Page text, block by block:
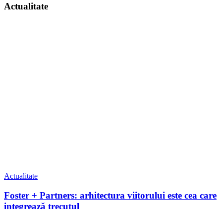
Actualitate
Actualitate
Foster + Partners: arhitectura viitorului este cea care
integrează trecutul